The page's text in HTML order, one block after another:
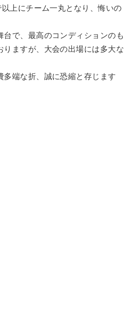
上にチーム一丸となり、悔いの
で、最高のコンディションのも
ますが、大会の出場には多大な
端な折、誠に恐縮と存じます